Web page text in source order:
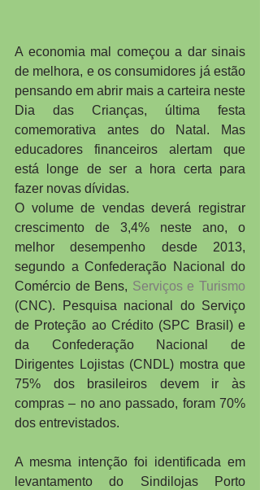
A economia mal começou a dar sinais
de melhora, e os consumidores já estão
pensando em abrir mais a carteira neste
Dia das Crianças, última festa
comemorativa antes do Natal. Mas
educadores financeiros alertam que
está longe de ser a hora certa para
fazer novas dívidas.
O volume de vendas deverá registrar
crescimento de 3,4% neste ano, o
melhor desempenho desde 2013,
segundo a Confederação Nacional do
Comércio de Bens, Serviços e Turismo
(CNC). Pesquisa nacional do Serviço
de Proteção ao Crédito (SPC Brasil) e
da Confederação Nacional de
Dirigentes Lojistas (CNDL) mostra que
75% dos brasileiros devem ir às
compras – no ano passado, foram 70%
dos entrevistados.
A mesma intenção foi identificada em
levantamento do Sindilojas Porto